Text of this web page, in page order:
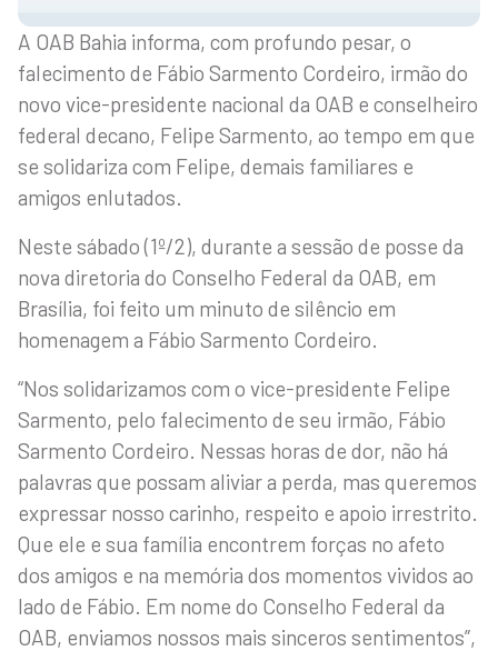
A OAB Bahia informa, com profundo pesar, o
falecimento de Fábio Sarmento Cordeiro, irmão do
novo vice-presidente nacional da OAB e conselheiro
federal decano, Felipe Sarmento, ao tempo em que
se solidariza com Felipe, demais familiares e
amigos enlutados.
Neste sábado (1º/2), durante a sessão de posse da
nova diretoria do Conselho Federal da OAB, em
Brasília, foi feito um minuto de silêncio em
homenagem a Fábio Sarmento Cordeiro.
“Nos solidarizamos com o vice-presidente Felipe
Sarmento, pelo falecimento de seu irmão, Fábio
Sarmento Cordeiro. Nessas horas de dor, não há
palavras que possam aliviar a perda, mas queremos
expressar nosso carinho, respeito e apoio irrestrito.
Que ele e sua família encontrem forças no afeto
dos amigos e na memória dos momentos vividos ao
lado de Fábio. Em nome do Conselho Federal da
OAB, enviamos nossos mais sinceros sentimentos”,